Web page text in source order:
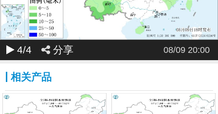
4/4 分享 08/09 20:00
相关产品